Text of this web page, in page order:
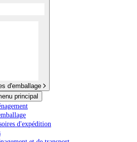
d'emballage
principal
d'expédition